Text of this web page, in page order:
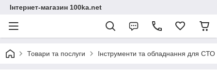
Інтернет-магазин 100ka.net
Товари та послуги Інструменти та обладнання для СТО